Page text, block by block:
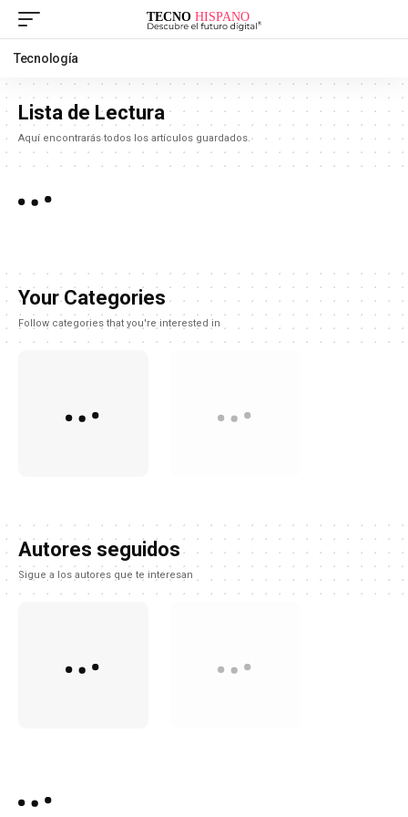
Tecnología
Lista de Lectura
Aquí encontrarás todos los artículos guardados.
Your Categories
Follow categories that you're interested in
Autores seguidos
Sigue a los autores que te interesan